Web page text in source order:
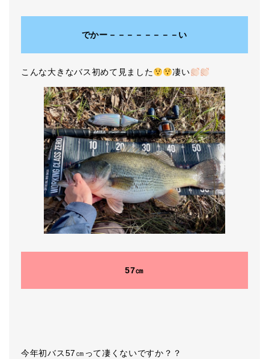
でかー－－－－－－－－い
こんな大きなバス初めて見ました 凄い
57㎝
今年初バス57㎝って凄くないですか？？